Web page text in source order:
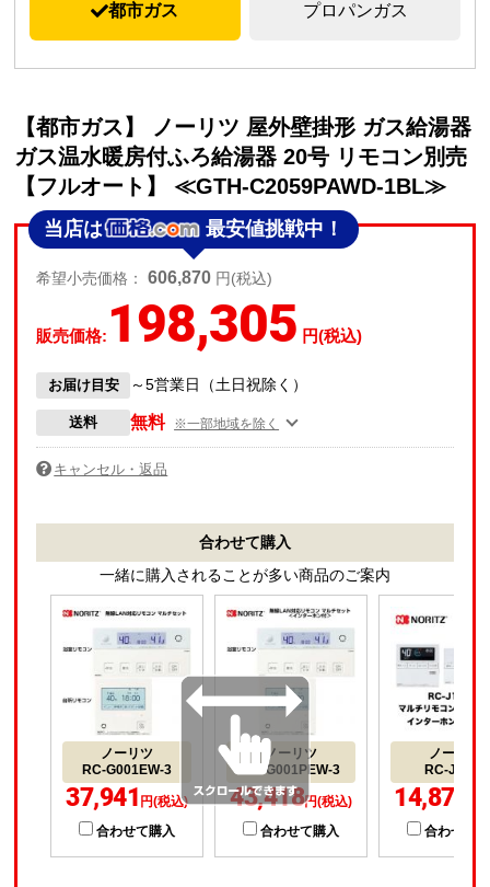
都市ガス プロパンガス
【都市ガス】 ノーリツ 屋外壁掛形 ガス給湯器
ガス温水暖房付ふろ給湯器 20号 リモコン別売
【フルオート】 ≪GTH-C2059PAWD-1BL≫
当店は 最安値挑戦中！
希望小売価格：606,870 円(税込)
販売価格: 198,305 円(税込)
お届け目安 ～5営業日（土日祝除く）
送料 無料 ※一部地域を除く
キャンセル・返品
合わせて購入
一緒に購入されることが多い商品のご案内
ノーリツ
RC-G001EW-3
37,941 円(税込)
合わせて購入
ノーリツ
RC-G001PEW-3
43,418円(税込)
合わせて購入
ノーリツ
RC-J112E
14,872
合わせて